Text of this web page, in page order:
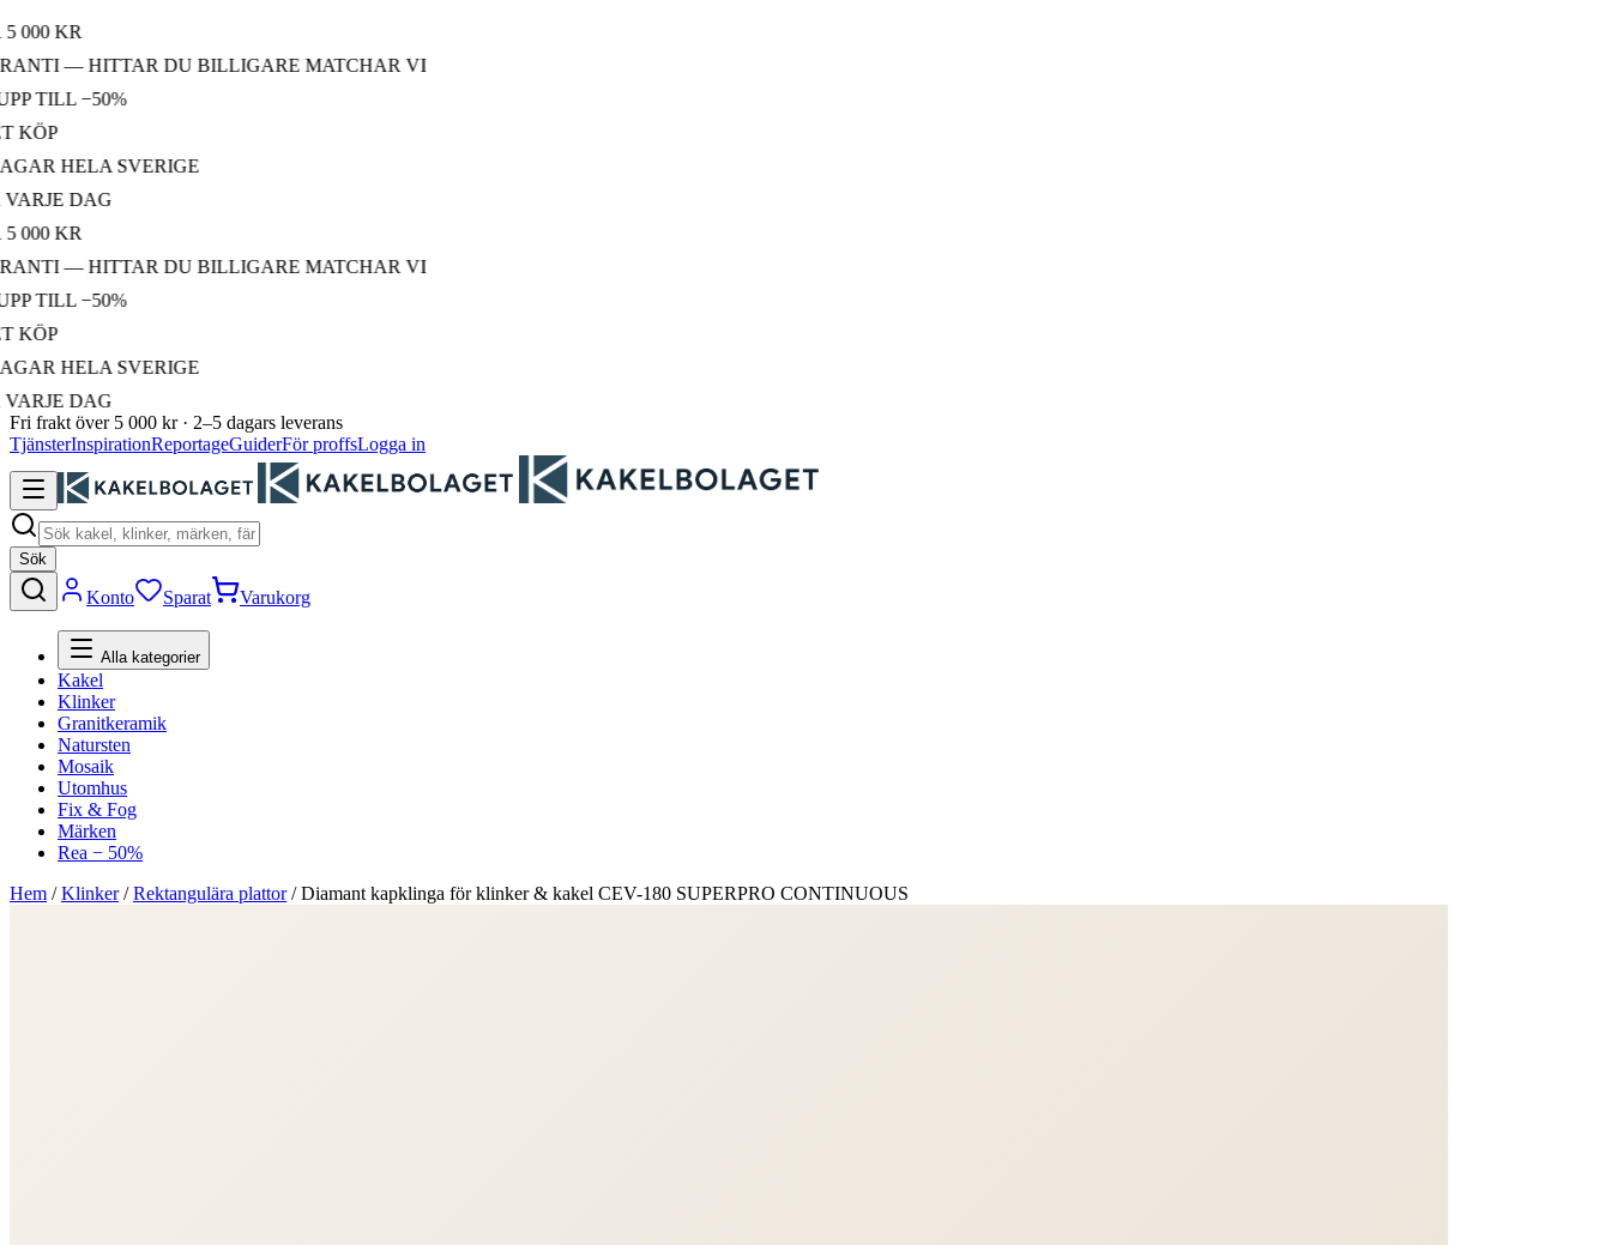
KR
— HITTAR DU BILLIGARE MATCHAR VI
TILL −50%
HELA SVERIGE
DAG
KR
— HITTAR DU BILLIGARE MATCHAR VI
TILL −50%
HELA SVERIGE
DAG
Fri frakt över 5 000 kr · 2–5 dagars leverans
TjänsterInspirationReportageGuiderFör proffsLogga in
Sök
Konto Sparat Varukorg
Alla kategorier
Kakel
Klinker
Granitkeramik
Natursten
Mosaik
Utomhus
Fix & Fog
Märken
Rea − 50%
Hem /Klinker/Rektangulära plattor/Diamant kapklinga för klinker & kakel CEV-180 SUPERPRO CONTINUOUS